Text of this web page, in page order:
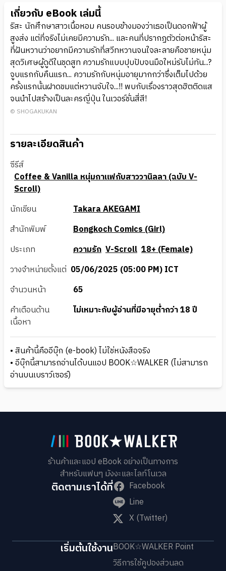
เกี่ยวกับ eBook เล่มนี้
ริสะ นักศึกษาสาวเนื้อหอม คนรอบข้างมองว่าเธอเป็นดอกฟ้าผู้
สูงส่ง แต่ที่จริงไม่เคยมีความรัก... และคนที่ปรากฏตัวต่อหน้าริสะ
ที่ฝันหวานว่าอยากมีความรักที่สวีทหวานจนใจละลายคือชายหนุ่ม
สุดวิเศษผู้ดูดีในชุดสูท ความรักแบบปุบปับจนมือใหม่รับไม่ทัน...?
จูบแรกกับคืนแรก... ความรักกับหนุ่มอายุมากกว่าซึ่งเต็มไปด้วย
ครั้งแรกนั้นฝาดขมแต่หวานจับใจ...!! พบกับเรื่องราวสุดฮิตติดแส
จนนำไปสร้างเป็นละครญี่ปุ่น ในเวอร์ชั่นสี่สี!
© SHOGAKUKAN
รายละเอียดสินค้า
ซีรีส์
Coffee & Vanilla หนุ่มกาแฟกับสาววานิลลา (ฉบับ V-
Scroll)
นักเขียน
Takara AKEGAMI
สำนักพิมพ์
Bongkoch Comics (Girl)
ประเภท
ความรัก V-Scroll 18+ (Female)
วางจำหน่ายตั้งแต่ 05/06/2025 (05:00 PM) ICT
จำนวนหน้า
65
คำเตือนด้าน
เนื้อหา
ไม่เหมาะกับผู้อ่านที่มีอายุต่ำกว่า 18 ปี
• สินค้านี้คืออีบุ๊ก (e-book) ไม่ใช่หนังสือจริง
• อีบุ๊กนี้สามารถอ่านได้บนแอป BOOK☆WALKER (ไม่สามารถ
อ่านบนเบราว์เซอร์)
ร้านค้าและแอป eBook อย่างเป็นทางการ
สำหรับแฟนๆ มังงะและไลท์โนเวล
ติดตามเราได้ที่
Facebook
Line
X (Twitter)
เริ่มต้นใช้งานBOOK☆WALKER Point
วิธีการใช้คูปองส่วนลด